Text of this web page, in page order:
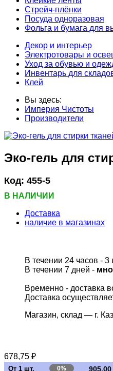
Стрейч-плёнки
Посуда одноразовая
Фольга и бумага для
Декор и интерьер
Электротовары и
Уход за обувью и
Инвентарь для
Клей
Вы здесь:
Империя Чистоты
Производители
Эко-гель для
Код: 455-5
В НАЛИЧИИ
Доставка
наличие в магазинах
В течении 24 часов - 3
В течении 7 дней -
Временно - доставка
Доставка
Магазин, склад — г.
678,75 ₽
От 1 шт. 0% 905,00